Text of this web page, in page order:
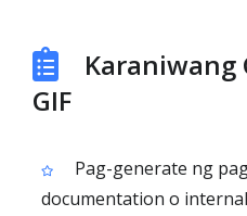
Karaniwang
GIF
Pag-generate ng
documentation o